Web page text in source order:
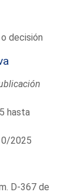
decisión
hasta
2025
D-367 de